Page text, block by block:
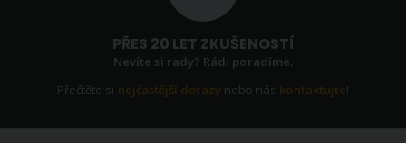
PŘES 20 LET ZKUŠENOSTÍ
Nevíte si rady? Rádi poradíme.
Přečtěte si nejčastější dotazy nebo nás kontaktujte!